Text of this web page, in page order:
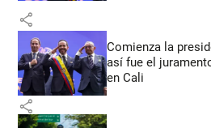
share
Comienza la
así fue el
en Cali
share